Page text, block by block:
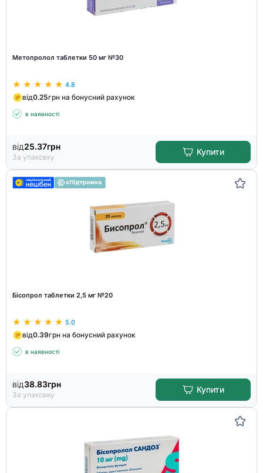
Метопролол таблетки 50 мг №30
4.8
від0.25грн на бонусний рахунок
в наявності
від25.37грн
За упаковку
Купити
Бісопрол таблетки 2,5 мг №20
5.0
від0.39грн на бонусний рахунок
в наявності
від38.83грн
За упаковку
Купити